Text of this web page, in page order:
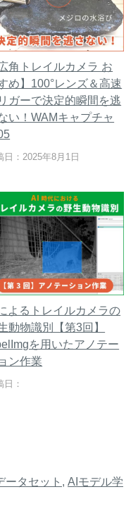
広角トレイルカメラ お
め】100°レンズ＆高速
ガーで決定的瞬間を逃
い！WAMキャプチャ
日：2025年8月1日
よるトレイルカメラの
動物識別【第3回】
を用いたアノテー
ン作業
日：
ータセット , AIモデル学